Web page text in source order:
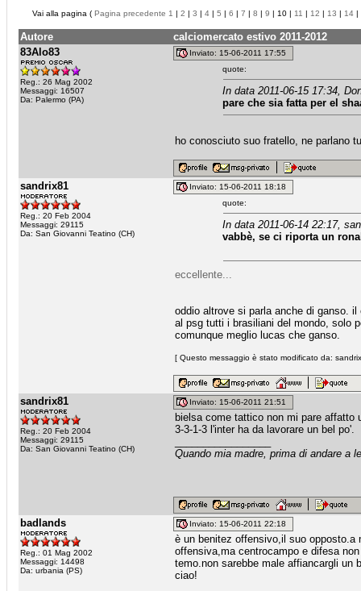
Vai alla pagina ( Pagina precedente 1 | 2 | 3 | 4 | 5 | 6 | 7 | 8 | 9 | 10 | 11 | 12 | 13 | 14 |
Autore
calciomercato estivo 2011-2012
83Alo83
Reg.: 26 Mag 2002
Messaggi: 16507
Da: Palermo (PA)
Inviato: 15-06-2011 17:55
quote:
In data 2011-06-15 17:34,
pare che sia fatta per el
ho conosciuto suo fratello, ne parlano
sandrix81
Reg.: 20 Feb 2004
Messaggi: 29115
Da: San Giovanni Teatino (CH)
Inviato: 15-06-2011 18:18
quote:
In data 2011-06-14 22:17,
vabbè, se ci riporta un
eccellente...
oddio altrove si parla anche di ganso.
al psg tutti i brasiliani del mondo, solo
comunque meglio lucas che ganso.
[ Questo messaggio è stato modificato da:
sandrix81
Reg.: 20 Feb 2004
Messaggi: 29115
Da: San Giovanni Teatino (CH)
Inviato: 15-06-2011 21:51
bielsa come tattico non mi pare
3-3-1-3 l'inter ha da lavorare un bel po'.
Quando mia madre, prima di andare a
badlands
Reg.: 01 Mag 2002
Messaggi: 14498
Da: urbania (PS)
Inviato: 15-06-2011 22:18
è un benitez offensivo,il suo opposto.a
offensiva,ma centrocampo e difesa
temo.non sarebbe male affiancargli un
ciao!